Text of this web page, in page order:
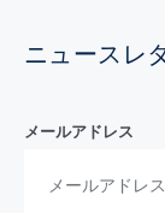
ニュースレ
メールアドレス